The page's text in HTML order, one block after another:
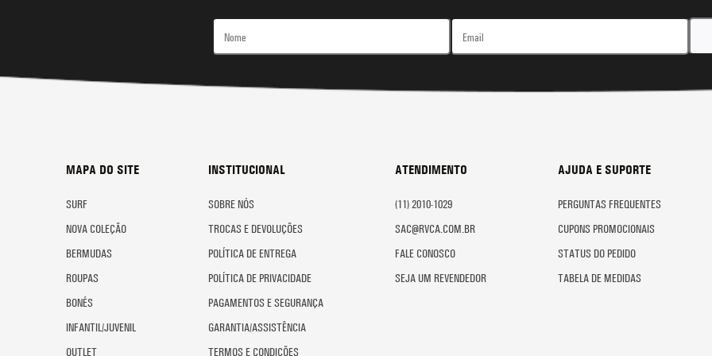
MAPA DO SITE
SURF
NOVA COLEÇÃO
BERMUDAS
ROUPAS
BONÉS
INFANTIL/JUVENIL
OUTLET
INSTITUCIONAL
SOBRE NÓS
TROCAS E DEVOLUÇÕES
POLÍTICA DE ENTREGA
POLÍTICA DE PRIVACIDADE
PAGAMENTOS E SEGURANÇA
GARANTIA/ASSISTÊNCIA
TERMOS E CONDIÇÕES
ATENDIMENTO
(11) 2010-1029
SAC@RVCA.COM.BR
FALE CONOSCO
SEJA UM REVENDEDOR
AJUDA E SUPORTE
PERGUNTAS FREQUENTES
CUPONS PROMOCIONAIS
STATUS DO PEDIDO
TABELA DE MEDIDAS